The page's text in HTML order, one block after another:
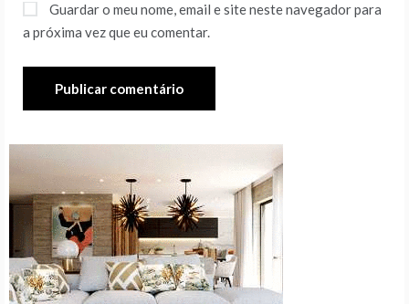
Guardar o meu nome, email e site neste navegador para
a próxima vez que eu comentar.